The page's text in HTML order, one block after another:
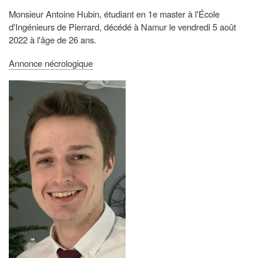
Monsieur Antoine Hubin, étudiant en 1e master à l'École
d'Ingénieurs de Pierrard, décédé à Namur le vendredi 5 août
2022 à l'âge de 26 ans.
Annonce nécrologique